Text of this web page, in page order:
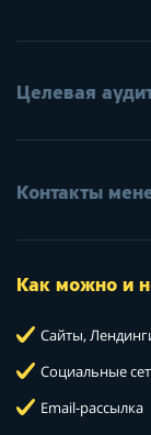
Целевая
Контакты
Как можно и
Сайты,
Социальные
Email-рассылка